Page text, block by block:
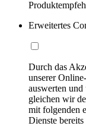
Erweitertes
Durch das
unserer
auswerten und
gleichen wir
mit folgenden
Dienste bereits